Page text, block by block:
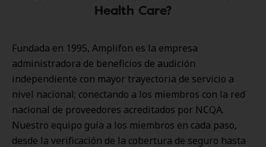
Health Care?
Fundada en 1995, Amplifon es la empresa
administradora de beneficios de audición
independiente con mayor trayectoria de servicio a
nivel nacional; conectando a los miembros con la red
nacional de proveedores acreditados por NCQA.
Nuestro equipo guía a los miembros en cada paso,
desde la verificación de la cobertura de seguro hasta